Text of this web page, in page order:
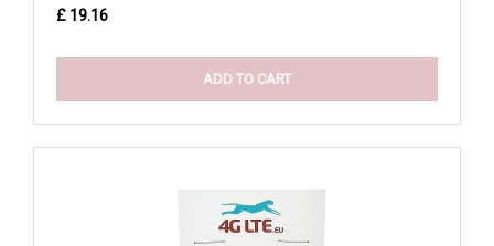
£ 19.16
ADD TO CART